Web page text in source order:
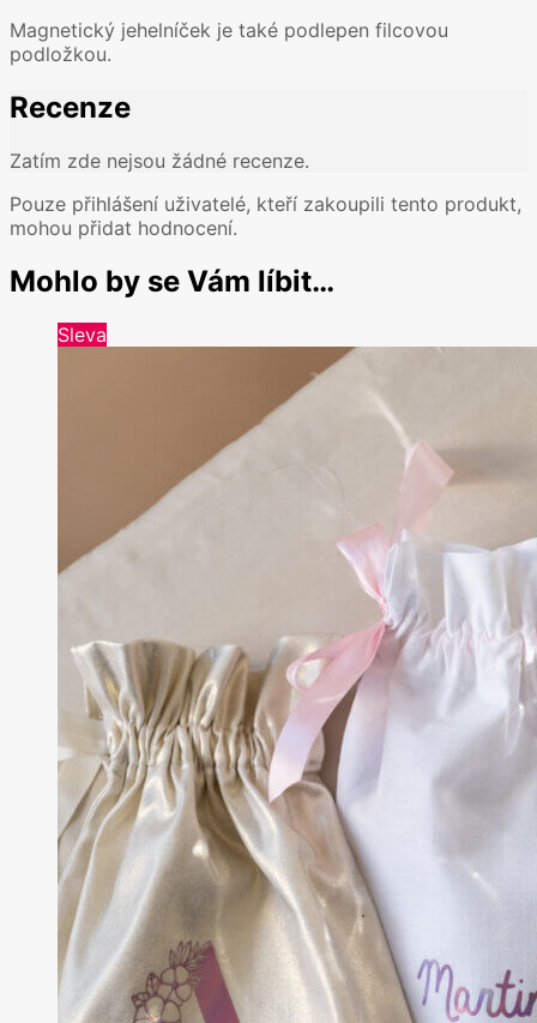
Magnetický jehelníček je také podlepen filcovou
podložkou.
Recenze
Zatím zde nejsou žádné recenze.
Pouze přihlášení uživatelé, kteří zakoupili tento produkt,
mohou přidat hodnocení.
Mohlo by se Vám líbit…
Sleva